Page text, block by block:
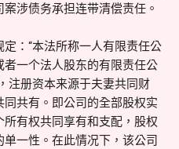
案涉债务承担连带清偿责任。
定：“本法所称一人有限责任公
一个法人股东的有限责任公
注册资本来源于夫妻共同财
共有。即公司的全部股权实
有权共同享有和支配，股权
一性。在此情况下，该公司